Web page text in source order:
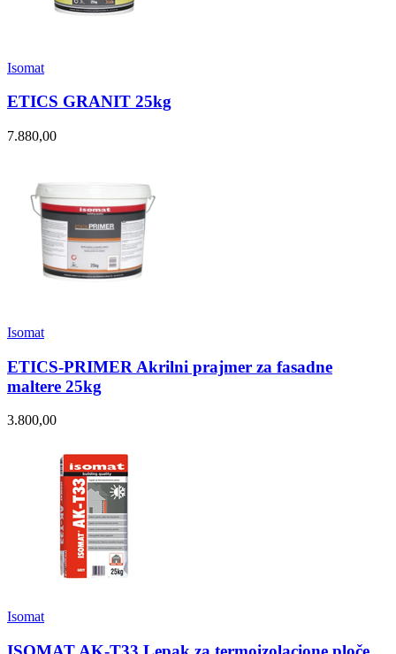
Isomat
ETICS GRANIT 25kg
7.880,00
Isomat
ETICS-PRIMER Akrilni prajmer za fasadne
maltere 25kg
3.800,00
Isomat